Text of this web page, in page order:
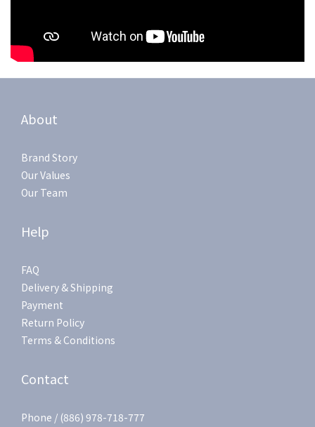
About
Brand Story
Our Values
Our Team
Help
FAQ
Delivery & Shipping
Payment
Return Policy
Terms & Conditions
Contact
Phone / (886) 978-718-777